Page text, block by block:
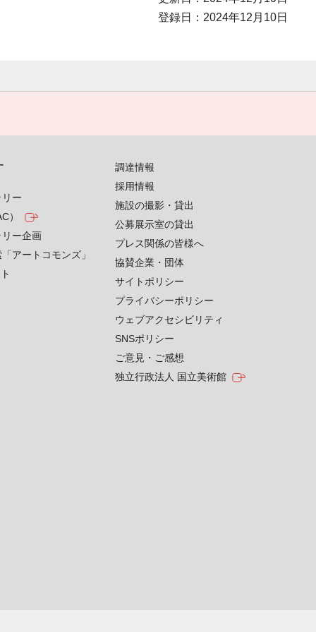
登録日：2024年12月10日
ー
）
ー企画
アートコモンズ」
調達情報
採用情報
施設の撮影・貸出
公募展示室の貸出
プレス関係の皆様へ
協賛企業・団体
サイトポリシー
プライバシーポリシー
ウェブアクセシビリティ
SNSポリシー
ご意見・ご感想
独立行政法人 国立美術館